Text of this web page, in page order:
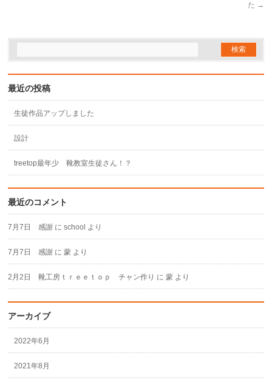
た →
最近の投稿
生徒作品アップしました
設計
treetop最年少 靴教室生徒さん！？
最近のコメント
7月7日 感謝 にschool より
7月7日 感謝 に蒙 より
2月2日 靴工房ｔｒｅｅｔｏｐ チャン作り に蒙 より
アーカイブ
2022年6月
2021年8月